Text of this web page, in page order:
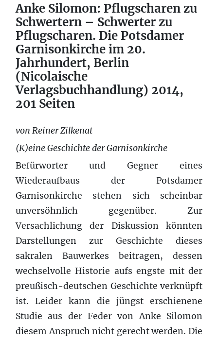
Anke Silomon: Pflugscharen zu
Schwertern – Schwerter zu
Pflugscharen. Die Potsdamer
Garnisonkirche im 20.
Jahrhundert, Berlin
(Nicolaische
Verlagsbuchhandlung) 2014,
201 Seiten
von Reiner Zilkenat
(K)eine Geschichte der Garnisonkirche
Befürworter und Gegner eines
Wiederaufbaus der Potsdamer
Garnisonkirche stehen sich scheinbar
unversöhnlich gegenüber. Zur
Versachlichung der Diskussion könnten
Darstellungen zur Geschichte dieses
sakralen Bauwerkes beitragen, dessen
wechselvolle Historie aufs engste mit der
preußisch-deutschen Geschichte verknüpft
ist. Leider kann die jüngst erschienene
Studie aus der Feder von Anke Silomon
diesem Anspruch nicht gerecht werden. Die